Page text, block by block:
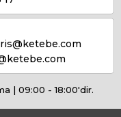
| 09:00 - 18:00'dir.